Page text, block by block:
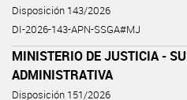
Disposición 143/2026
DI-2026-143-APN-SSGA#MJ
MINISTERIO DE JUSTICIA -
ADMINISTRATIVA
Disposición 151/2026